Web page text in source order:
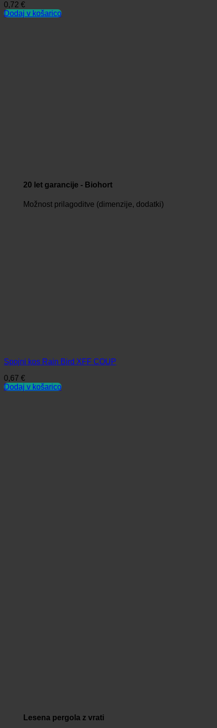
20 let garancije - Biohort
Možnost prilagoditve (dimenzije, dodatki)
Lesena pergola z vrati
0,72 €
Dodaj v košarico
Spojni kos Rain Bird XFF COUP
0,67 €
Dodaj v košarico